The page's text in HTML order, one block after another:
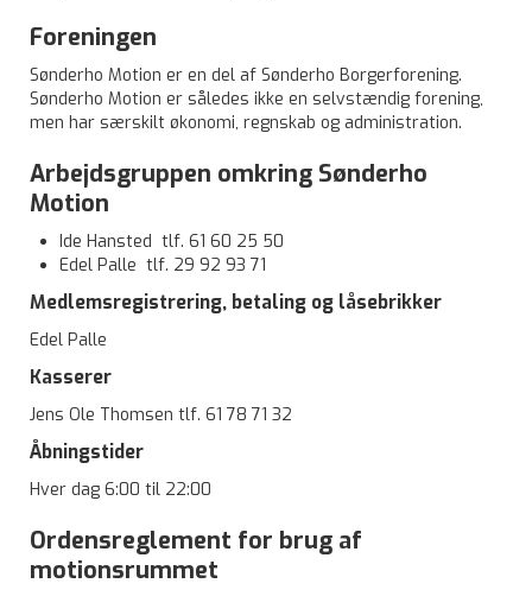
Foreningen
Sønderho Motion er en del af Sønderho Borgerforening.
Sønderho Motion er således ikke en selvstændig forening,
men har særskilt økonomi, regnskab og administration.
Arbejdsgruppen omkring Sønderho
Motion
Ide Hansted tlf. 61 60 25 50
Edel Palle tlf. 29 92 93 71
Medlemsregistrering, betaling og låsebrikker
Edel Palle
Kasserer
Jens Ole Thomsen tlf. 61 78 71 32
Åbningstider
Hver dag 6:00 til 22:00
Ordensreglement for brug af
motionsrummet